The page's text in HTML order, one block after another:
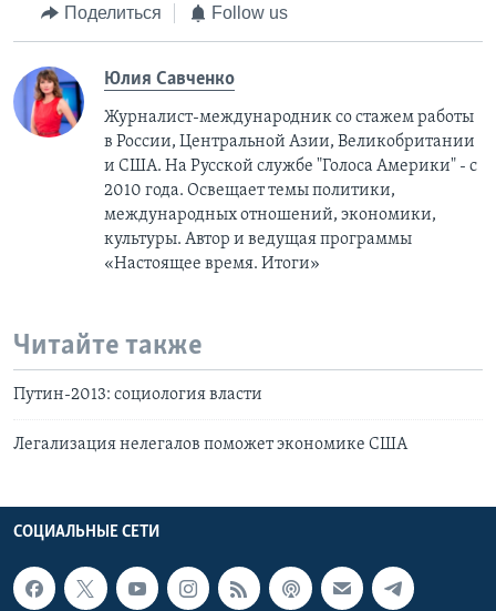
Поделиться Follow us
Юлия Савченко
Журналист-международник cо стажем работы
в России, Центральной Азии, Великобритании
и США. На Русской службе "Голоса Америки" - с
2010 года. Освещает темы политики,
международных отношений, экономики,
культуры. Автор и ведущая программы
«Настоящее время. Итоги»
Читайте также
Путин-2013: социология власти
Легализация нелегалов поможет экономике США
СОЦИАЛЬНЫЕ СЕТИ